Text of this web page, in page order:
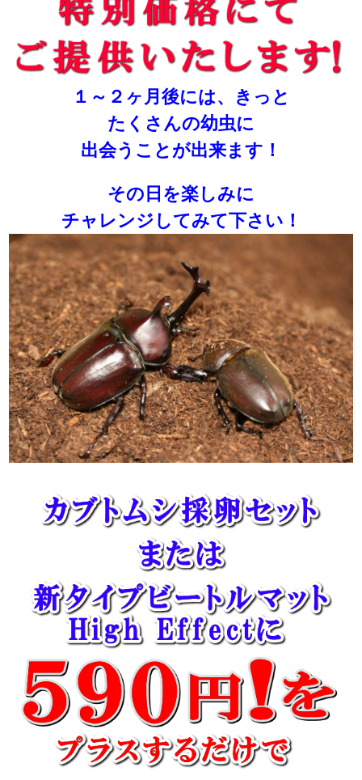
１～２ヶ月後には、きっと
たくさんの幼虫に
出会うことが出来ます！
その日を楽しみに
チャレンジしてみて下さい！